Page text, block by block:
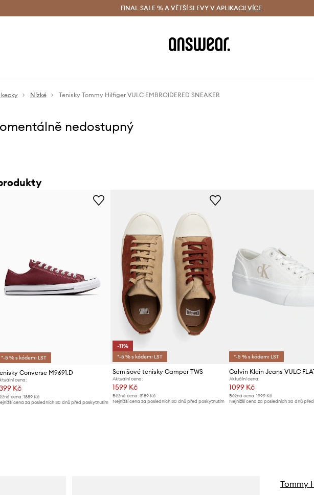
Doručení a vrácení zdarma (od 1800 Kč) Doručení i do 24 h
FINAL SALE % A VĚTŠÍ SLEVY V APLIKACI! VÍCE
kecky Nízké Tenisky Tommy Hilfiger VULC EMBROIDERED SNEAKER
nedostupný
*-5 % s kódem: LST
Converse M9691.D
cena:
Kč
cena:1889 Kč
cena za posledních 30 dnů před poskytnutím
-11%
*-5 % s kódem: LST
Semišové tenisky Camper TWS
Aktuální cena:
1599 Kč
Běžná cena: 3189 Kč
Nejnižší cena za posledních 30 dnů před poskytnutím
*-5 % s kódem: LST
Aktuální cena:
1099 Kč
Běžná cena: 1999 Kč
Nejnižší cena za posledních 30 dnů
Tommy